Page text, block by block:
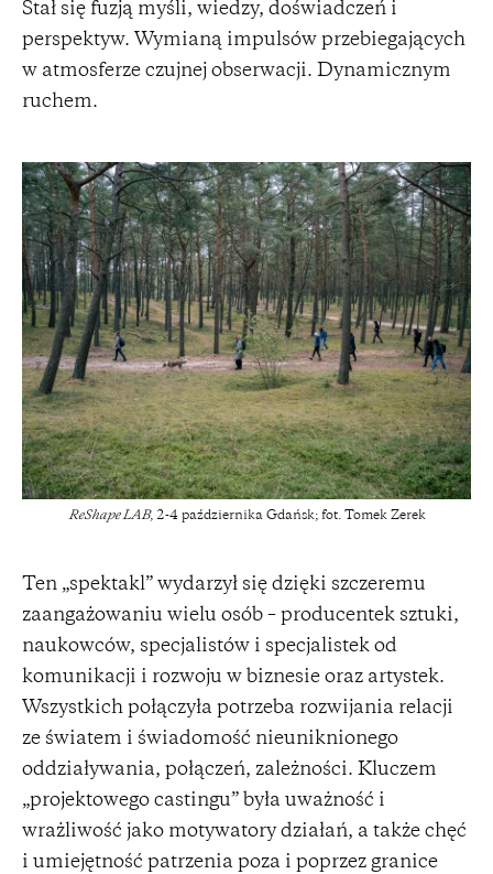
Stał się fuzją myśli, wiedzy, doświadczeń i
perspektyw. Wymianą impulsów przebiegających
w atmosferze czujnej obserwacji. Dynamicznym
ruchem.
ReShape LAB, 2-4 października Gdańsk; fot. Tomek Zerek
Ten „spektakl” wydarzył się dzięki szczeremu
zaangażowaniu wielu osób – producentek sztuki,
naukowców, specjalistów i specjalistek od
komunikacji i rozwoju w biznesie oraz artystek.
Wszystkich połączyła potrzeba rozwijania relacji
ze światem i świadomość nieuniknionego
oddziaływania, połączeń, zależności. Kluczem
„projektowego castingu” była uważność i
wrażliwość jako motywatory działań, a także chęć
i umiejętność patrzenia poza i poprzez granice